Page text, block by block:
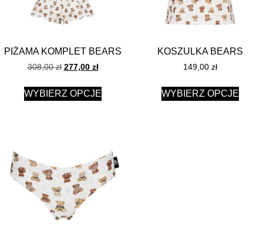
PIŻAMA KOMPLET BEARS
308,00zł 277,00 zł
WYBIERZ OPCJE
KOSZULKA BEARS
149,00 zł
WYBIERZ OPCJE